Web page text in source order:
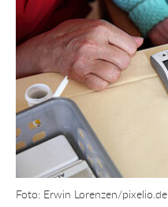
Foto: Erwin Lorenzen/pixelio.de